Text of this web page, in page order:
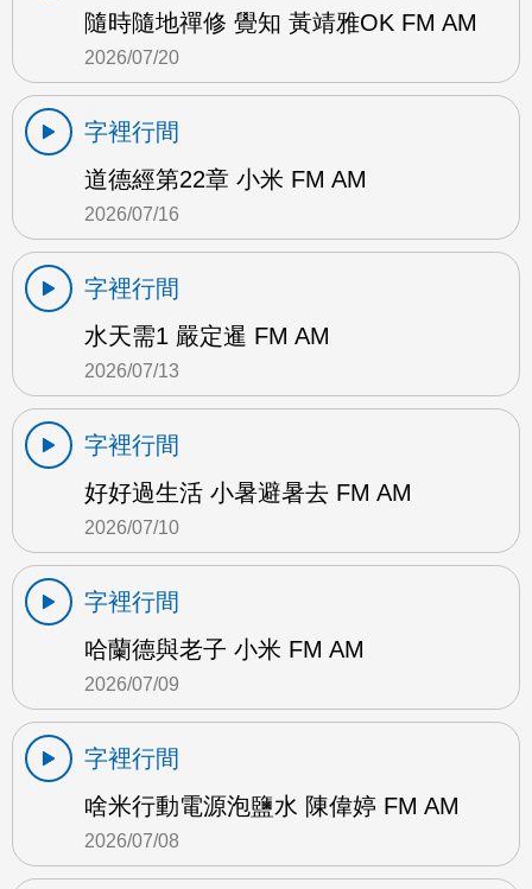
隨時隨地禪修 覺知 黃靖雅OK FM AM
2026/07/20
字裡行間
道德經第22章 小米 FM AM
2026/07/16
字裡行間
水天需1 嚴定暹 FM AM
2026/07/13
字裡行間
好好過生活 小暑避暑去 FM AM
2026/07/10
字裡行間
哈蘭德與老子 小米 FM AM
2026/07/09
字裡行間
啥米行動電源泡鹽水 陳偉婷 FM AM
2026/07/08